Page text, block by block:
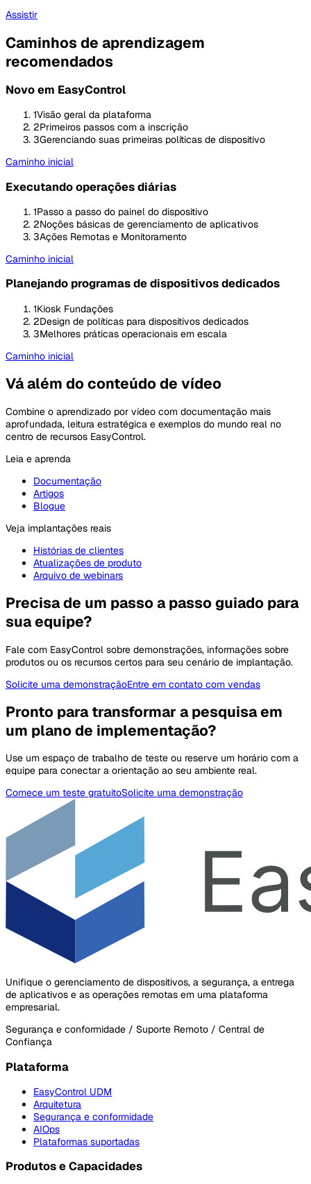
Assistir
Caminhos de aprendizagem
recomendados
Novo em EasyControl
1Visão geral da plataforma
2Primeiros passos com a inscrição
3Gerenciando suas primeiras políticas de dispositivo
Caminho inicial
Executando operações diárias
1Passo a passo do painel do dispositivo
2Noções básicas de gerenciamento de aplicativos
3Ações Remotas e Monitoramento
Caminho inicial
Planejando programas de dispositivos dedicados
1Kiosk Fundações
2Design de políticas para dispositivos dedicados
3Melhores práticas operacionais em escala
Caminho inicial
Vá além do conteúdo de vídeo
Combine o aprendizado por vídeo com documentação mais
aprofundada, leitura estratégica e exemplos do mundo real no
centro de recursos EasyControl.
Leia e aprenda
Documentação
Artigos
Blogue
Veja implantações reais
Histórias de clientes
Atualizações de produto
Arquivo de webinars
Precisa de um passo a passo guiado para
sua equipe?
Fale com EasyControl sobre demonstrações, informações sobre
produtos ou os recursos certos para seu cenário de implantação.
Solicite uma demonstraçãoEntre em contato com vendas
Pronto para transformar a pesquisa em
um plano de implementação?
Use um espaço de trabalho de teste ou reserve um horário com a
equipe para conectar a orientação ao seu ambiente real.
Comece um teste gratuitoSolicite uma demonstração
Unifique o gerenciamento de dispositivos, a segurança, a entrega
de aplicativos e as operações remotas em uma plataforma
empresarial.
Segurança e conformidade / Suporte Remoto / Central de
Confiança
Plataforma
EasyControl UDM
Arquitetura
Segurança e conformidade
AIOps
Plataformas suportadas
Produtos e Capacidades